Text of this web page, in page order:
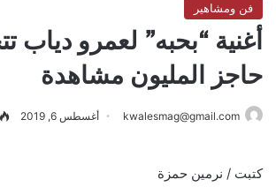
فن ومشاهير
أغنية “بحبه” لعمرو دياب
حاجز المليون مشاهدة
kwalesmag@gmail.com أغسطس 6, 2019
كتبت / نرمين حمزة